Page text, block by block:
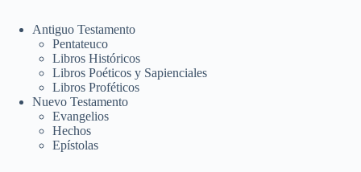
Antiguo Testamento
Pentateuco
Libros Históricos
Libros Poéticos y Sapienciales
Libros Proféticos
Nuevo Testamento
Evangelios
Hechos
Epístolas